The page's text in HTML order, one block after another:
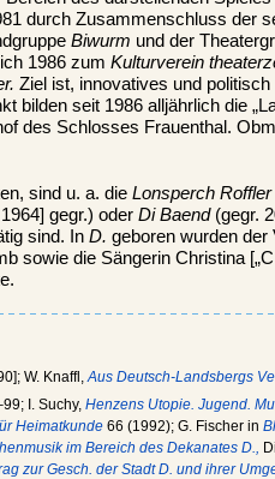
durch Zusammenschluss der
Biwurm und der
1986 zum Kulturverein
Ziel ist, innovatives und
bilden seit 1986 alljährlich die
des Schlosses Frauenthal.
sind u. a. die Lonsperch Roffler
gegr.) oder Di Baend(gegr.
sind. In D. geboren wurden
sowie die Sängerin Christina
W. Knaffl, Aus Deutsch-Landsbergs
I. Suchy, Henzens Utopie. Jugend.
Heimatkunde 66 (1992); G. Fischer in
im Bereich des Dekanates D.,
zur Gesch. der Stadt D. und ihrer